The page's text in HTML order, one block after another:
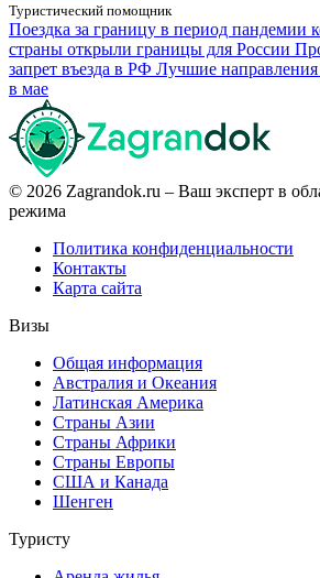
Туристический помощник
Поездка за границу в период пандемии
страны открыли границы для России
запрет въезда в РФ Лучшие
в мае
© 2026 Zagrandok.ru – Ваш эксперт в
режима
Политика конфиденциальности
Контакты
Карта сайта
Визы
Общая информация
Австралия и Океания
Латинская Америка
Страны Азии
Страны Африки
Страны Европы
США и Канада
Шенген
Туристу